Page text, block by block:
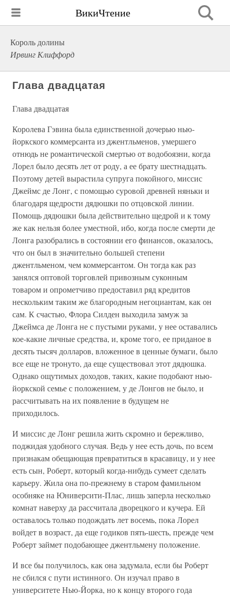
ВикиЧтение
Король долины
Ирвинг Клиффорд
Глава двадцатая
Глава двадцатая
Королева Гэвина была единственной дочерью нью-
йоркского коммерсанта из джентльменов, умершего
отнюдь не романтической смертью от водобоязни, когда
Лорел было десять лет от роду, а ее брату шестнадцать.
Поэтому детей вырастила супруга покойного, миссис
Джеймс де Лонг, с помощью суровой древней няньки и
благодаря щедрости дядюшки по отцовской линии.
Помощь дядюшки была действительно щедрой и к тому
же как нельзя более уместной, ибо, когда после смерти де
Лонга разобрались в состоянии его финансов, оказалось,
что он был в значительно большей степени
джентльменом, чем коммерсантом. Он тогда как раз
занялся оптовой торговлей привозным суконным
товаром и опрометчиво предоставил ряд кредитов
нескольким таким же благородным негоциантам, как он
сам. К счастью, Флора Силден выходила замуж за
Джеймса де Лонга не с пустыми руками, у нее оставались
кое-какие личные средства, и, кроме того, ее приданое в
десять тысяч долларов, вложенное в ценные бумаги, было
все еще не тронуто, да еще существовал этот дядюшка.
Однако ощутимых доходов, таких, какие подобают нью-
йоркской семье с положением, у де Лонгов не было, и
рассчитывать на их появление в будущем не
приходилось.
И миссис де Лонг решила жить скромно и бережливо,
поджидая удобного случая. Ведь у нее есть дочь, по всем
признакам обещающая превратиться в красавицу, и у нее
есть сын, Роберт, который когда-нибудь сумеет сделать
карьеру. Жила она по-прежнему в старом фамильном
особняке на Юниверсити-Плас, лишь заперла несколько
комнат наверху да рассчитала дворецкого и кучера. Ей
оставалось только подождать лет восемь, пока Лорел
войдет в возраст, да еще годиков пять-шесть, прежде чем
Роберт займет подобающее джентльмену положение.
И все бы получилось, как она задумала, если бы Роберт
не сбился с пути истинного. Он изучал право в
университете Нью-Йорка, но к концу второго года